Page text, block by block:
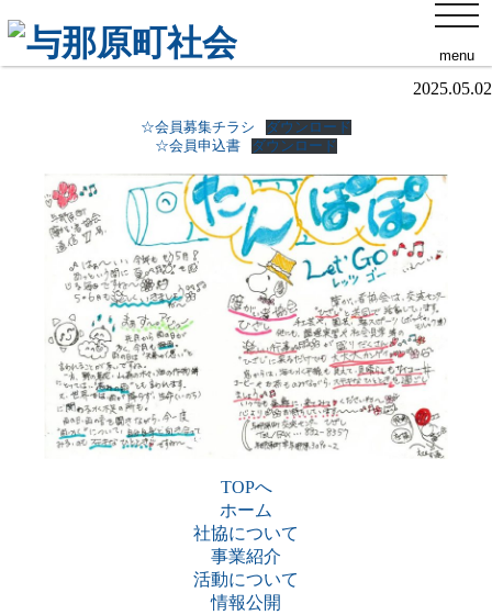
menu
令和7年度 障がい者協会会員募集
2025.05.02
☆会員募集チラシ
ダウンロード
☆会員申込書
ダウンロード
TOPへ
ホーム
社協について
事業紹介
活動について
情報公開